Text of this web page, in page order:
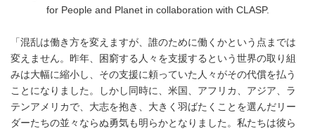
for People and Planet in collaboration with CLASP.
「混乱は働き方を変えますが、誰のために働くかという点までは
変えません。昨年、困窮する人々を支援するという世界の取り組
みは大幅に縮小し、その支援に頼っていた人々がその代償を払う
ことになりました。しかし同時に、米国、アフリカ、アジア、ラ
テンアメリカで、大志を抱き、大きく羽ばたくことを選んだリー
ダーたちの並々ならぬ勇気も明らかとなりました。私たちは彼ら